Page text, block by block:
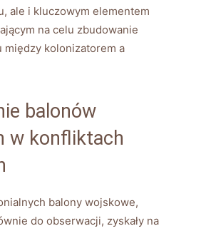
ale i kluczowym elementem
na celu zbudowanie
między kolonizatorem a
balonów
w konfliktach
balony wojskowe,
do obserwacji, zyskały na